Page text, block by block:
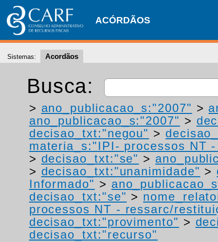
ACÓRDÃOS
Sistemas: Acordãos
Busca:
> ano_publicacao_s:"2007" >
ano_publicacao_s:"2007" >
decisao_txt:"negou" >
materia_s:"IPI- processos NT
> decisao_txt:"se" >
> decisao_txt:"unanimidade" >
Informado" >
decisao_txt:"se" >
processos NT - ressarc/
decisao_txt:"provimento" >
decisao_txt:"recurso"